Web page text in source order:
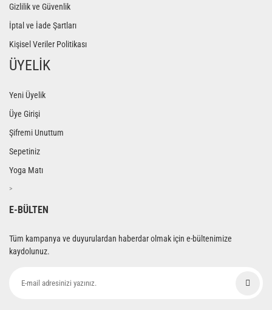
Gizlilik ve Güvenlik
İptal ve İade Şartları
Kişisel Veriler Politikası
ÜYELİK
Yeni Üyelik
Üye Girişi
Şifremi Unuttum
Sepetiniz
Yoga Matı
>
E-BÜLTEN
Tüm kampanya ve duyurulardan haberdar olmak için e-bültenimize
kaydolunuz.